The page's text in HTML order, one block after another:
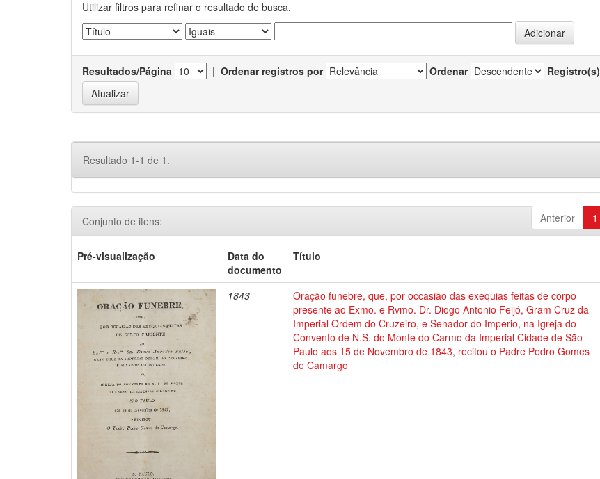
Utilizar filtros para refinar o resultado de busca.
Resultados/Página | Ordenar registros por Ordenar Registro(s)
Resultado 1-1 de 1.
Anterior 1
Conjunto de itens:
Pré-visualização
Data do
documento
Título
1843
Oração funebre, que, por occasião das exequias feitas de corpo
presente ao Exmo. e Rvmo. Dr. Diogo Antonio Feijó, Gram Cruz da
Imperial Ordem do Cruzeiro, e Senador do Imperio, na Igreja do
Convento de N.S. do Monte do Carmo da Imperial Cidade de São
Paulo aos 15 de Novembro de 1843, recitou o Padre Pedro Gomes
de Camargo